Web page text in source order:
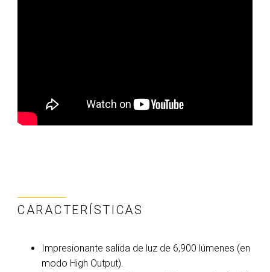
CARACTERÍSTICAS
Impresionante salida de luz de 6,900 lúmenes (en
modo High Output).